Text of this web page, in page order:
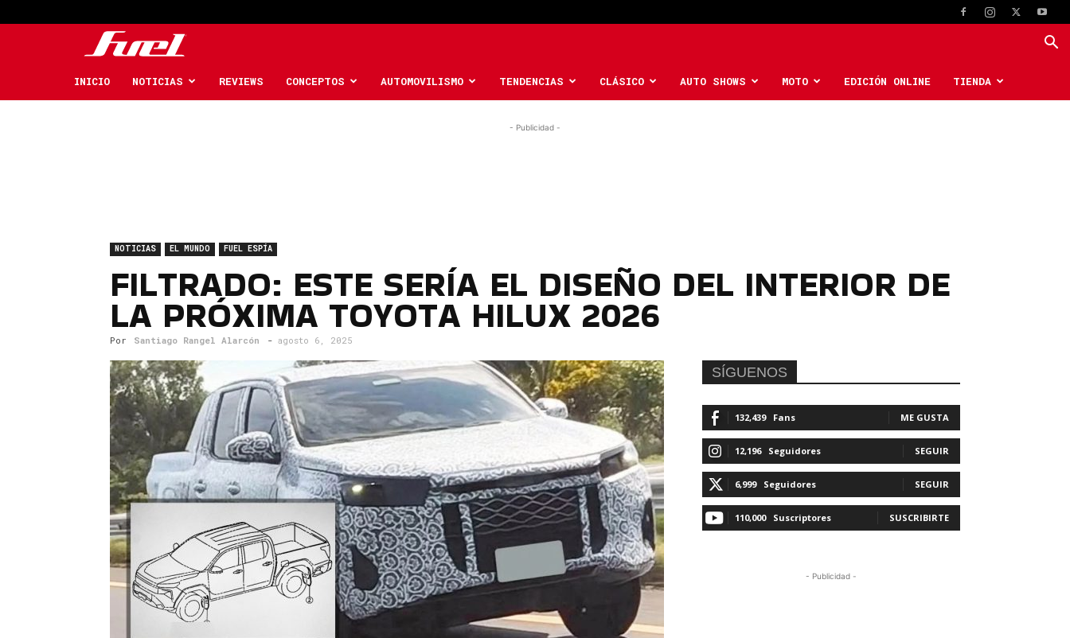
Car
INICIO NOTICIAS REVIEWS CONCEPTOS AUTOMOVILISMO TENDENCIAS CLÁSICO AUTO SHOWS MOTO EDICIÓN ONLINE TIENDA
- Publicidad -
NOTICIAS EL MUNDO FUEL ESPÍA
FILTRADO: ESTE SERÍA EL DISEÑO DEL INTERIOR DE
LA PRÓXIMA TOYOTA HILUX 2026
Por Santiago Rangel Alarcón - agosto 6, 2025
SÍGUENOS
132,439 Fans ME GUSTA
12,196 Seguidores SEGUIR
6,999 Seguidores SEGUIR
110,000 Suscriptores SUSCRIBIRTE
- Publicidad -